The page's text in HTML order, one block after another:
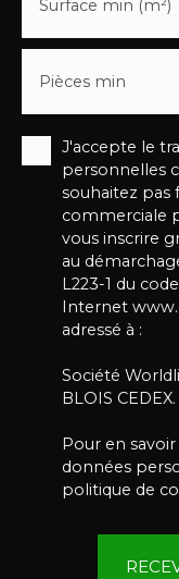
Surface min (m²)
Pièces min
J'accepte le
personnelles
souhaitez pas
commerciale
vous inscrire
au
L223-1 du
Internet
adressé à :
Société
BLOIS CEDEX.
Pour en
données
politique de